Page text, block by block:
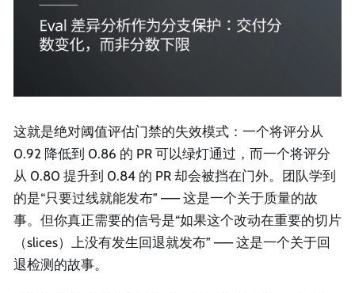
这就是绝对阈值评估门禁的失效模式：一个将评分从
0.92 降低到 0.86 的 PR 可以绿灯通过，而一个将评分
从 0.80 提升到 0.84 的 PR 却会被挡在门外。团队学到
的是“只要过线就能发布” —— 这是一个关于质量的故
事。但你真正需要的信号是“如果这个改动在重要的切片
（slices）上没有发生回退就发布” —— 这是一个关于回
退检测的故事。